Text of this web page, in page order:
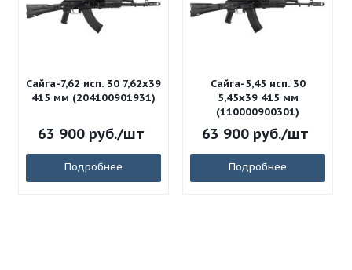
Сайга-7,62 исп. 30 7,62x39
415 мм (204100901931)
63 900руб./шт
Подробнее
Сайга-5,45 исп. 30
5,45x39 415 мм
(110000900301)
63 900руб./шт
Подробнее